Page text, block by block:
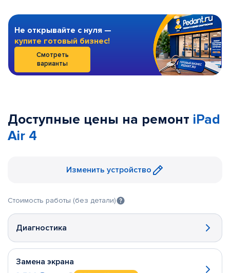
Не открывайте с нуля —
купите готовый бизнес!
Смотреть
варианты
Доступные цены на ремонт iPad
Air 4
Изменить устройство
Стоимость работы (без детали)
Диагностика
Замена экрана